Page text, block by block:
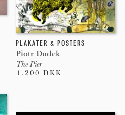
PLAKATER & POSTERS
Piotr Dudek
The Pier
1.200 DKK